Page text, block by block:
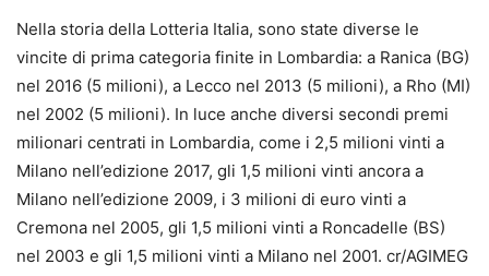
Nella storia della Lotteria Italia, sono state diverse le
vincite di prima categoria finite in Lombardia: a Ranica (BG)
nel 2016 (5 milioni), a Lecco nel 2013 (5 milioni), a Rho (MI)
nel 2002 (5 milioni). In luce anche diversi secondi premi
milionari centrati in Lombardia, come i 2,5 milioni vinti a
Milano nell’edizione 2017, gli 1,5 milioni vinti ancora a
Milano nell’edizione 2009, i 3 milioni di euro vinti a
Cremona nel 2005, gli 1,5 milioni vinti a Roncadelle (BS)
nel 2003 e gli 1,5 milioni vinti a Milano nel 2001. cr/AGIMEG